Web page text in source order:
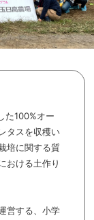
た100%オー
タスを収穫い
培に関する質
おける土作り
営する、小学